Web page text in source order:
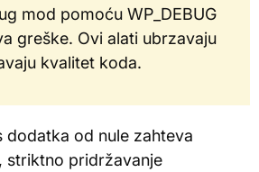
mod pomoću WP_DEBUG
greške. Ovi alati ubrzavaju
kvalitet koda.
dodatka od nule zahteva
striktno pridržavanje